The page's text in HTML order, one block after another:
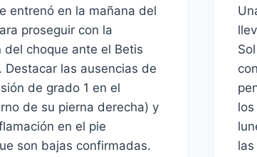
entrenó en la mañana del
proseguir con la
del choque ante el Betis
Destacar las ausencias de
de grado 1 en el
de su pierna derecha) y
en el pie
son bajas confirmadas.